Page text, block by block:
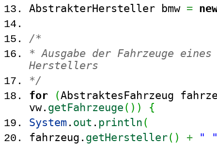
AbstrakterHersteller bmw =
/*
* Ausgabe der Fahrzeuge eines
Herstellers
*/
for
(AbstraktesFahrzeug
vw. getFahrzeuge( ) )
{
System. out . println(
fahrzeug. getHersteller( ) +
"